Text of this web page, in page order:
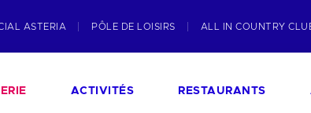
ASTERIA PÔLE DE LOISIRS ALL IN COUNTRY
ACTIVITÉS RESTAURANTS